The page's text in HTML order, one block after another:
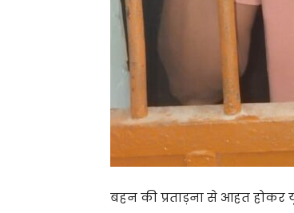
बहन की प्रताड़ना से आहत होकर